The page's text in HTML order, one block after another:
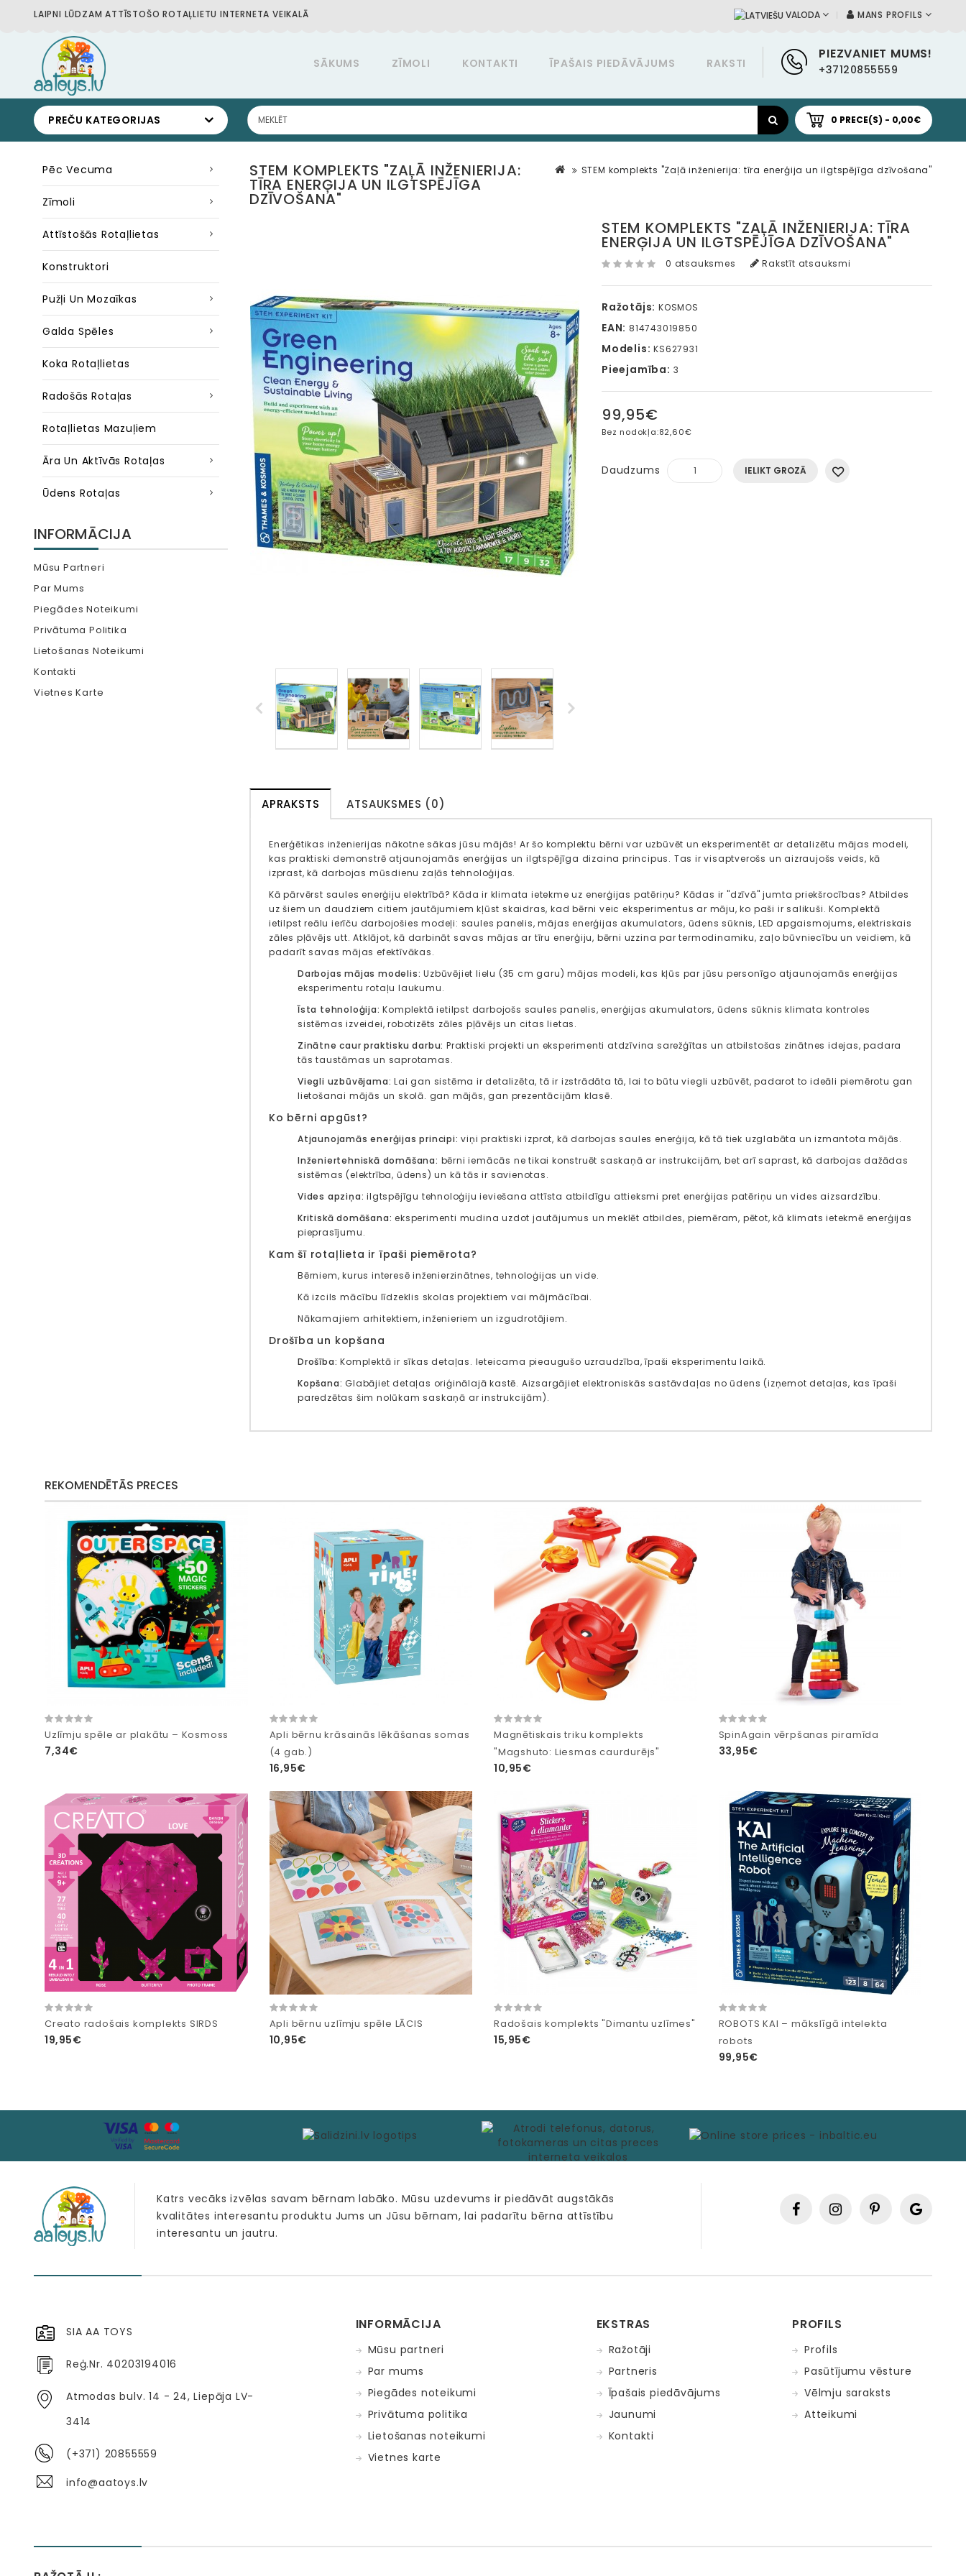
LAIPNI LŪDZAM ATTĪSTOŠO ROTAĻLIETU INTERNETA VEIKALĀ MANS PROFILS
VALODA
PIEZVANIET MUMS!
+37120855559
SĀKUMS ZĪMOLI KONTAKTI ĪPAŠAIS PIEDĀVĀJUMS RAKSTI
PREČU KATEGORIJAS 0 PRECE(S) - 0,00€
Pēc Vecuma
Zīmoli
Attīstošās Rotaļlietas
Konstruktori
Pužļi Un Mozaīkas
Galda Spēles
Koka Rotaļlietas
Radošās Rotaļas
Rotaļlietas Mazuļiem
Āra Un Aktīvās Rotaļas
Ūdens Rotaļas
INFORMĀCIJA
Mūsu Partneri
Par Mums
Piegādes Noteikumi
Privātuma Politika
Lietošanas Noteikumi
Kontakti
Vietnes Karte
STEM komplekts "Zaļā inženierija: tīra enerģija un ilgtspējīga dzīvošana"
STEM KOMPLEKTS "ZAĻĀ INŽENIERIJA:
TĪRA ENERĢIJA UN ILGTSPĒJĪGA
DZĪVOŠANA"
STEM KOMPLEKTS "ZAĻĀ INŽENIERIJA: TĪRA
ENERĢIJA UN ILGTSPĒJĪGA DZĪVOŠANA"
0 atsauksmes Rakstīt atsauksmi
Ražotājs: KOSMOS
EAN: 814743019850
Modelis: KS627931
Pieejamība: 3
99,95€
Bez nodokļa:82,60€
Daudzums IELIKT GROZĀ
APRAKSTS ATSAUKSMES (0)
Enerģētikas inženierijas nākotne sākas jūsu mājās! Ar šo komplektu bērni var uzbūvēt un eksperimentēt ar detalizētu mājas modeli,
kas praktiski demonstrē atjaunojamās enerģijas un ilgtspējīga dizaina principus. Tas ir visaptverošs un aizraujošs veids, kā
izprast, kā darbojas mūsdienu zaļās tehnoloģijas.
Kā pārvērst saules enerģiju elektrībā? Kāda ir klimata ietekme uz enerģijas patēriņu? Kādas ir "dzīvā" jumta priekšrocības? Atbildes
uz šiem un daudziem citiem jautājumiem kļūst skaidras, kad bērni veic eksperimentus ar māju, ko paši ir salikuši. Komplektā
ietilpst reālu ierīču darbojošies modeļi: saules panelis, mājas enerģijas akumulators, ūdens sūknis, LED apgaismojums, elektriskais
zāles pļāvējs utt. Atklājot, kā darbināt savas mājas ar tīru enerģiju, bērni uzzina par termodinamiku, zaļo būvniecību un veidiem, kā
padarīt savas mājas efektīvākas.
Darbojas mājas modelis: Uzbūvējiet lielu (35 cm garu) mājas modeli, kas kļūs par jūsu personīgo atjaunojamās enerģijas
eksperimentu rotaļu laukumu.
Īsta tehnoloģija: Komplektā ietilpst darbojošs saules panelis, enerģijas akumulators, ūdens sūknis klimata kontroles
sistēmas izveidei, robotizēts zāles pļāvējs un citas lietas.
Zinātne caur praktisku darbu: Praktiski projekti un eksperimenti atdzīvina sarežģītas un atbilstošas ​​zinātnes idejas, padara
tās taustāmas un saprotamas.
Viegli uzbūvējama: Lai gan sistēma ir detalizēta, tā ir izstrādāta tā, lai to būtu viegli uzbūvēt, padarot to ideāli piemērotu gan
lietošanai mājās un skolā. gan mājās, gan prezentācijām klasē.
Ko bērni apgūst?
Atjaunojamās enerģijas principi: viņi praktiski izprot, kā darbojas saules enerģija, kā tā tiek uzglabāta un izmantota mājās.
Inženiertehniskā domāšana: bērni iemācās ne tikai konstruēt saskaņā ar instrukcijām, bet arī saprast, kā darbojas dažādas
sistēmas (elektrība, ūdens) un kā tās ir savienotas.
Vides apziņa: ilgtspējīgu tehnoloģiju ieviešana attīsta atbildīgu attieksmi pret enerģijas patēriņu un vides aizsardzību.
Kritiskā domāšana: eksperimenti mudina uzdot jautājumus un meklēt atbildes, piemēram, pētot, kā klimats ietekmē enerģijas
pieprasījumu.
Kam šī rotaļlieta ir īpaši piemērota?
Bērniem, kurus interesē inženierzinātnes, tehnoloģijas un vide.
Kā izcils mācību līdzeklis skolas projektiem vai mājmācībai.
Nākamajiem arhitektiem, inženieriem un izgudrotājiem.
Drošība un kopšana
Drošība: Komplektā ir sīkas detaļas. Ieteicama pieaugušo uzraudzība, īpaši eksperimentu laikā.
Kopšana: Glabājiet detaļas oriģinālajā kastē. Aizsargājiet elektroniskās sastāvdaļas no ūdens (izņemot detaļas, kas īpaši
paredzētas šim nolūkam saskaņā ar instrukcijām).
REKOMENDĒTĀS PRECES
Uzlīmju spēle ar plakātu – Kosmoss
7,34€
Apli bērnu krāsainās lēkāšanas somas
(4 gab.)
16,95€
Magnētiskais triku komplekts
"Magshuto: Liesmas caurdurējs"
10,95€
SpinAgain vērpšanas piramīda
33,95€
Creato radošais komplekts SIRDS
19,95€
Apli bērnu uzlīmju spēle LĀCIS
10,95€
Radošais komplekts "Dimantu uzlīmes"
15,95€
ROBOTS KAI – mākslīgā intelekta
robots
99,95€
Katrs vecāks izvēlas savam bērnam labāko. Mūsu uzdevums ir piedāvāt augstākās
kvalitātes interesantu produktu Jums un Jūsu bērnam, lai padarītu bērna attīstību
interesantu un jautru.
SIA AA TOYS
Reģ.Nr. 40203194016
Atmodas bulv. 14 - 24, Liepāja LV-
3414
(+371) 20855559
info@aatoys.lv
INFORMĀCIJA
Mūsu partneri
Par mums
Piegādes noteikumi
Privātuma politika
Lietošanas noteikumi
Vietnes karte
EKSTRAS
Ražotāji
Partneris
Īpašais piedāvājums
Jaunumi
Kontakti
PROFILS
Profils
Pasūtījumu vēsture
Vēlmju saraksts
Atteikumi